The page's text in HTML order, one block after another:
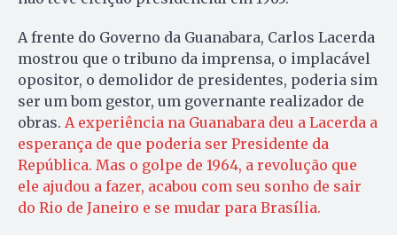
A frente do Governo da Guanabara, Carlos Lacerda
mostrou que o tribuno da imprensa, o implacável
opositor, o demolidor de presidentes, poderia sim
ser um bom gestor, um governante realizador de
obras. A experiência na Guanabara deu a Lacerda a
esperança de que poderia ser Presidente da
República. Mas o golpe de 1964, a revolução que
ele ajudou a fazer, acabou com seu sonho de sair
do Rio de Janeiro e se mudar para Brasília.